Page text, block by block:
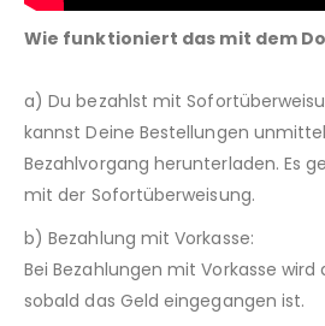
Wie funktioniert das mit dem
a) Du bezahlst mit
kannst Deine Bestellungen
Bezahlvorgang herunterladen. Es
mit der Sofortüberweisung.
b) Bezahlung mit Vorkasse:
Bei Bezahlungen mit Vorkasse wird
sobald das Geld eingegangen ist.